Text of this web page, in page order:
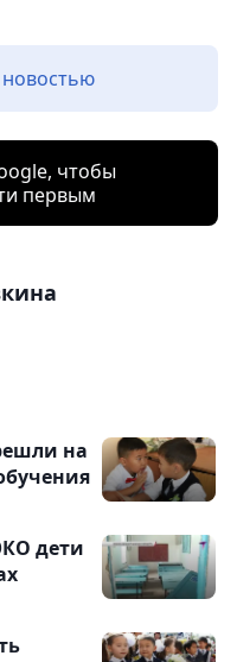
чтобы
первым
на
дети